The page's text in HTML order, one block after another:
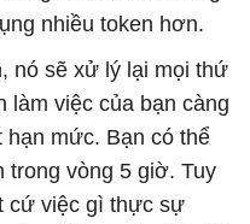
nhiều token hơn.
nó sẽ xử lý lại mọi thứ
việc của bạn càng
hạn mức. Bạn có thể
trong vòng 5 giờ. Tuy
cứ việc gì thực sự